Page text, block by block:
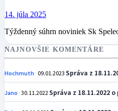
14. júla 2025
Týždenný súhrn noviniek Sk
NAJNOVŠIE KOMENTÁRE
Hochmuth 09.01.2023 Správa z
Jano 30.11.2022 Správa z 18.11.2022